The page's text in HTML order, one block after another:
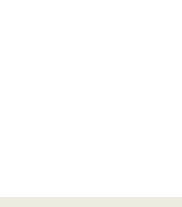
戸田市身体障害者福祉